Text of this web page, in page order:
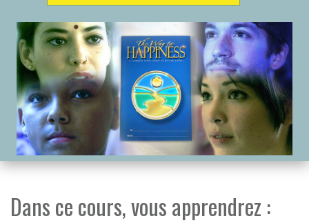
Dans ce cours, vous apprendrez :